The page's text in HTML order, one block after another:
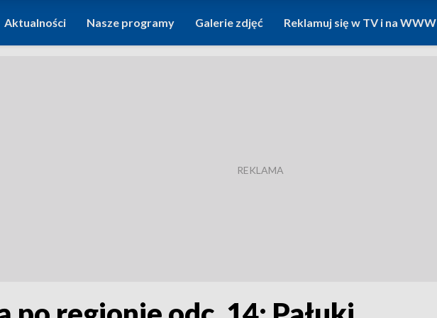
Aktualności Nasze programy Galerie zdjęć Reklamuj się w TV i na WWW